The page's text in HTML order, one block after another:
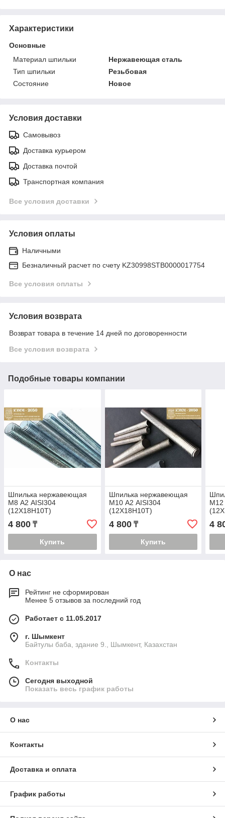
Характеристики
Основные
Материал шпильки
Нержавеющая сталь
Тип шпильки
Резьбовая
Состояние
Новое
Условия доставки
Самовывоз
Доставка курьером
Доставка почтой
Транспортная компания
Все условия доставки
Условия оплаты
Наличными
Безналичный расчет по счету KZ30998STB0000017754
Все условия оплаты
Условия возврата
Возврат товара в течение 14 дней по договоренности
Все условия возврата
Подобные товары компании
Шпилька нержавеющая
М8 А2 AISI304
(12Х18Н10Т)
4 800 ₸
Купить
Шпилька нержавеющая
М10 А2 AISI304
(12Х18Н10Т)
4 800₸
Купить
М12
4
О нас
Рейтинг не сформирован
Менее 5 отзывов за последний год
Работает с 11.05.2017
г. Шымкент
Байтулы баба, здание 9., Шымкент, Казахстан
Контакты
Сегодня выходной
Показать весь график работы
О нас
Контакты
Доставка и оплата
График работы